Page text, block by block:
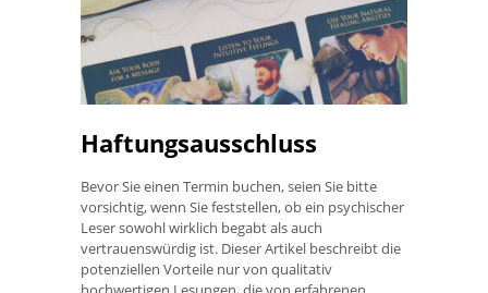
Haftungsausschluss
Bevor Sie einen Termin buchen, seien Sie bitte
vorsichtig, wenn Sie feststellen, ob ein psychischer
Leser sowohl wirklich begabt als auch
vertrauenswürdig ist. Dieser Artikel beschreibt die
potenziellen Vorteile nur von qualitativ